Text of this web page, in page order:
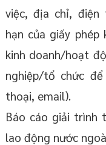
việc, địa chỉ, điện
hạn của giấy
kinh doanh/hoạt
nghiệp/tổ chức
thoại, email).
Báo cáo giải trình
lao động nước